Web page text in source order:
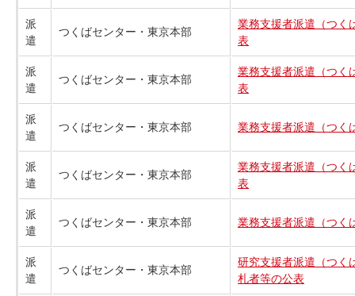
派
遣
つくばセンター・東京本部
業務支援者派遣（つく
表
派
遣
つくばセンター・東京本部
業務支援者派遣（つく
表
派
遣
つくばセンター・東京本部 業務支援者派遣（つく
派
遣
つくばセンター・東京本部
業務支援者派遣（つく
表
派
遣
つくばセンター・東京本部 業務支援者派遣（つく
派
遣
つくばセンター・東京本部
研究支援者派遣（つく
札者等の公表